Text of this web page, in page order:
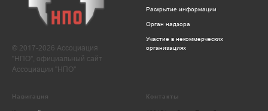
© 2017-2026 Ассоциация
"НПО", официальный сайт
Ассоциации "НПО"
Раскрытие информации
Орган надзора
Участие в некоммерческих
организациях
Навигация Контакты